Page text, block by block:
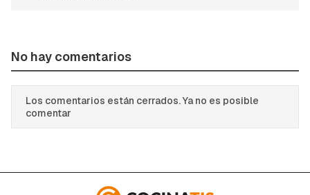
No hay comentarios
Los comentarios están cerrados. Ya no es posible
comentar